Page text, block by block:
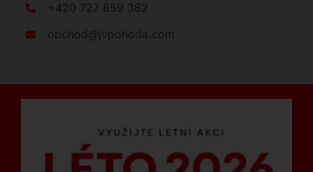
+420 727 859 382
obchod@jvpohoda.com